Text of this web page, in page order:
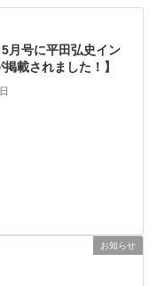
5月号に平田弘史イン
載されました！】
お知らせ